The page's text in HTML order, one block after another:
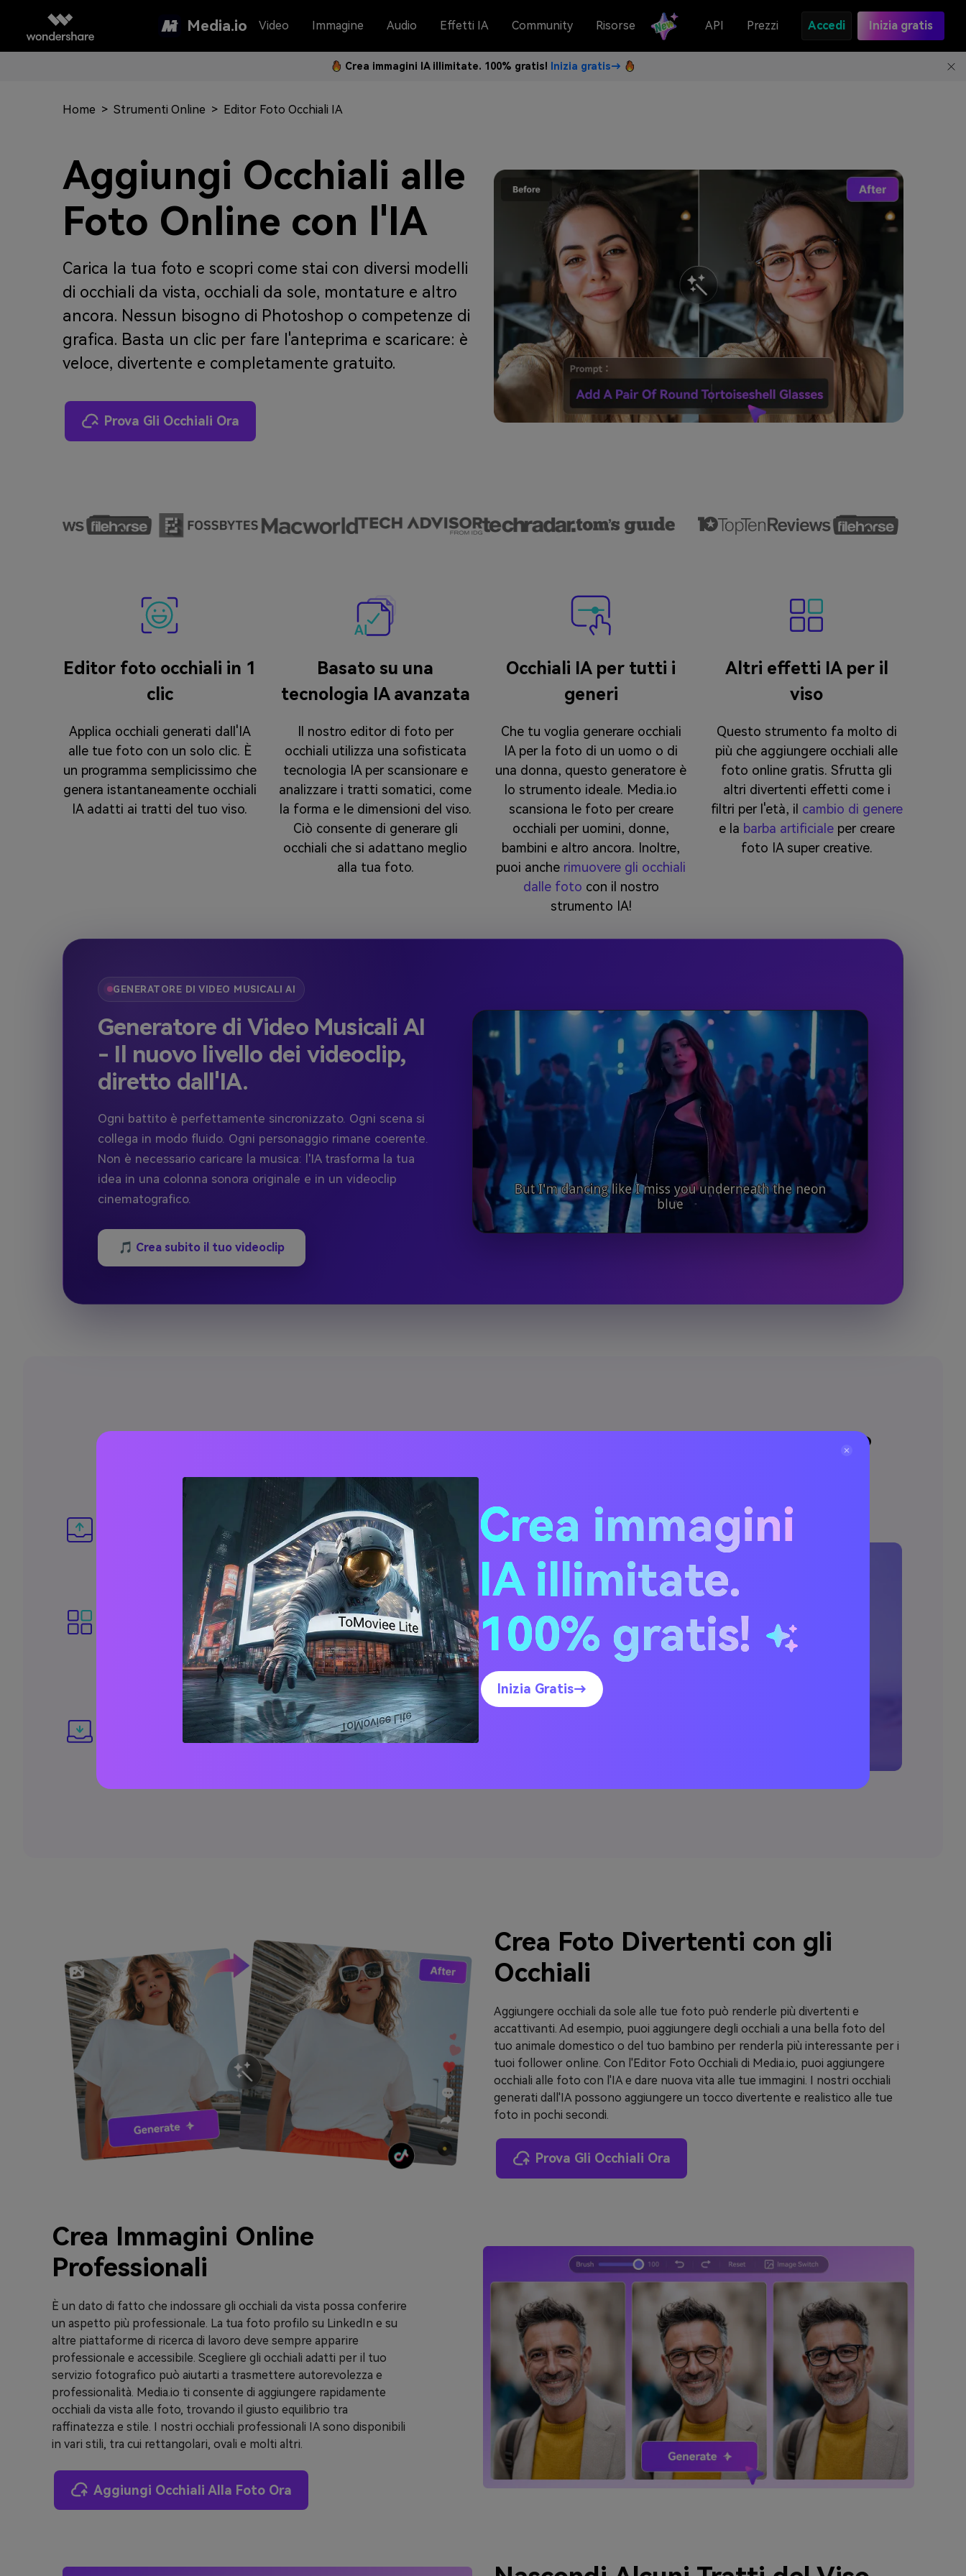
Media.io Video Immagine Audio Effetti IA Community Risorse API Prezzi Accedi Inizia gratis
Crea immagini IA illimitate. 100% gratis! Inizia gratis→
Home > Strumenti Online > Editor Foto Occhiali IA
Aggiungi Occhiali alle
Foto Online con l'IA
Carica la tua foto e scopri come stai con diversi modelli
di occhiali da vista, occhiali da sole, montature e altro
ancora. Nessun bisogno di Photoshop o competenze di
grafica. Basta un clic per fare l'anteprima e scaricare: è
veloce, divertente e completamente gratuito.
Prova Gli Occhiali Ora
Editor foto occhiali in 1
clic
Applica occhiali generati dall'IA
alle tue foto con un solo clic. È
un programma semplicissimo che
genera istantaneamente occhiali
IA adatti ai tratti del tuo viso.
Basato su una
tecnologia IA avanzata
Il nostro editor di foto per
occhiali utilizza una sofisticata
tecnologia IA per scansionare e
analizzare i tratti somatici, come
la forma e le dimensioni del viso.
Ciò consente di generare gli
occhiali che si adattano meglio
alla tua foto.
Occhiali IA per tutti i
generi
Che tu voglia generare occhiali
IA per la foto di un uomo o di
una donna, questo generatore è
lo strumento ideale. Media.io
scansiona le foto per creare
occhiali per uomini, donne,
bambini e altro ancora. Inoltre,
puoi anche rimuovere gli occhiali
dalle foto con il nostro
strumento IA!
Altri effetti IA per il
viso
Questo strumento fa molto di
più che aggiungere occhiali alle
foto online gratis. Sfrutta gli
altri divertenti effetti come i
filtri per l'età, il cambio di genere
e la barba artificialeper creare
foto IA super creative.
GENERATORE DI VIDEO MUSICALI AI
Generatore di Video Musicali AI
- Il nuovo livello dei videoclip,
diretto dall'IA.
Ogni battito è perfettamente sincronizzato. Ogni scena si
collega in modo fluido. Ogni personaggio rimane coerente.
Non è necessario caricare la musica: l'IA trasforma la tua
idea in una colonna sonora originale e in un videoclip
cinematografico.
🎵 Crea subito il tuo videoclip
Come Aggiungere gli Occhiali alle Foto Online con l'IA?
Editor del Viso IAdi Media.io sul tuo browser,
quindi tocca Carica Immagine per sfogliare e
selezionare una foto dal tuo dispositivo. Puoi caricare
file in formato JPG, PNG, BMP, JPEG e WEBP.
Fase 2. Genera gli occhiali virtuali.
Dopo aver caricato la foto, usa lo strumento pennello
per evidenziare l'area che desideri modificare, quindi
inserisci un prompt testuale descrivendo gli occhiali
che desideri. Infine, fai clic su Avvia Elaborazione per
applicare un fantastico effetto occhiali alla tua foto.
Fase 3. Scarica la foto con gli occhiali.
Una volta che Media.io ha terminato di aggiungere gli
Crea Foto Divertenti con gli
Occhiali
Aggiungere occhiali da sole alle tue foto può renderle più divertenti e
accattivanti. Ad esempio, puoi aggiungere degli occhiali a una bella foto del
tuo animale domestico o del tuo bambino per renderla più interessante per i
tuoi follower online. Con l'Editor Foto Occhiali di Media.io, puoi aggiungere
occhiali alle foto con l'IA e dare nuova vita alle tue immagini. I nostri occhiali
generati dall'IA possono aggiungere un tocco divertente e realistico alle tue
foto in pochi secondi.
Prova Gli Occhiali Ora
Crea Immagini Online
Professionali
È un dato di fatto che indossare gli occhiali da vista possa conferire
un aspetto più professionale. La tua foto profilo su LinkedIn e su
altre piattaforme di ricerca di lavoro deve sempre apparire
professionale e accessibile. Scegliere gli occhiali adatti per il tuo
servizio fotografico può aiutarti a trasmettere autorevolezza e
professionalità. Media.io ti consente di aggiungere rapidamente
occhiali da vista alle foto, trovando il giusto equilibrio tra
raffinatezza e stile. I nostri occhiali professionali IA sono disponibili
in vari stili, tra cui rettangolari, ovali e molti altri.
Aggiungi Occhiali Alla Foto Ora
Crea immagini
IA illimitate.
100% gratis!
Inizia Gratis→